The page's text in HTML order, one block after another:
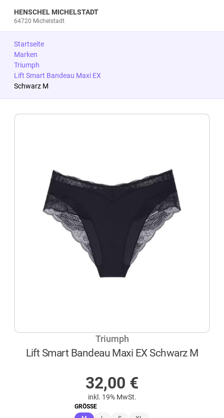
HENSCHEL MICHELSTADT
64720 Michelstadt
Startseite
Marken
Triumph
Lift Smart Bandeau Maxi EX
Schwarz M
Triumph
Lift Smart Bandeau Maxi EX Schwarz M
32,00 €
inkl. 19% MwSt.
GRÖSSE